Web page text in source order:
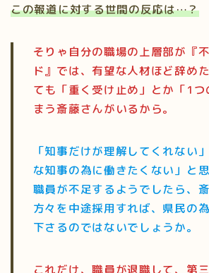
この報道に対する世間の反応は…？
そりゃ自分の職場の上層部が『
ド』では、有望な人材ほど辞め
ても「重く受け止め」とか「1
まう斎藤さんがいるから。
「知事だけが理解してくれない
な知事の為に働きたくない」と
職員が不足するようでしたら、
方々を中途採用すれば、県民の
下さるのではないでしょうか。
これだけ、職員が退職して、第